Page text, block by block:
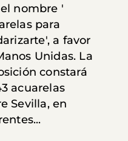
nombre '
para
a favor
Unidas. La
constará
acuarelas
Sevilla, en